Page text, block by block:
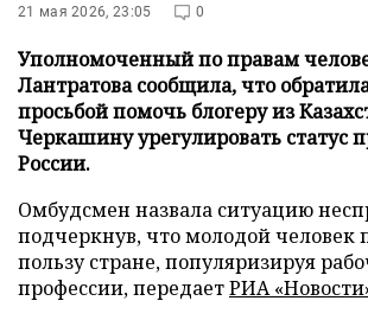
21 мая 2026, 23:05 0
Уполномоченный по правам
Лантратова сообщила, что
просьбой помочь блогеру из
Черкашину урегулировать статус
России.
Омбудсмен назвала ситуацию
подчеркнув, что молодой человек
пользу стране, популяризируя
профессии, передаетРИА